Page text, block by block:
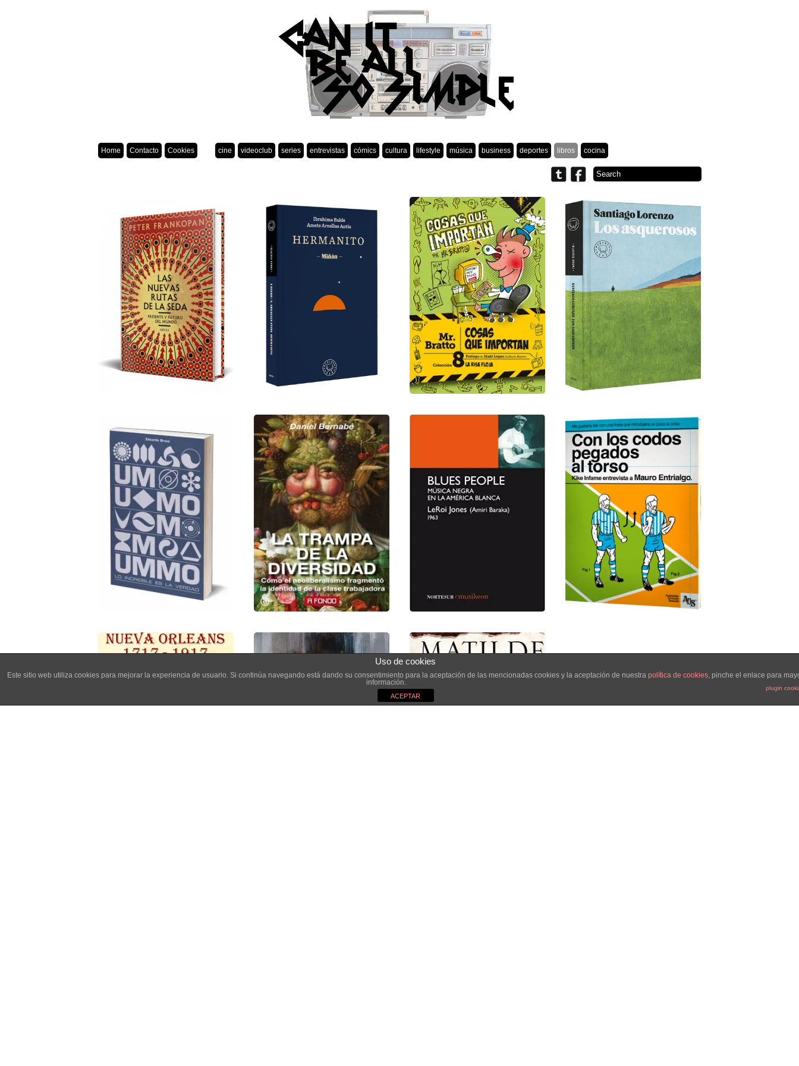
Home Contacto Cookies cine videoclub series entrevistas cómics cultura lifestyle música business deportes libros cocina
Uso de cookies
Este sitio web utiliza cookies para mejorar la experiencia de usuario. Si continúa navegando está dando su consentimiento para la aceptación de las mencionadas cookies y la aceptación de nuestra política de cookies, pinche el enlace para
información.
plugin
ACEPTAR